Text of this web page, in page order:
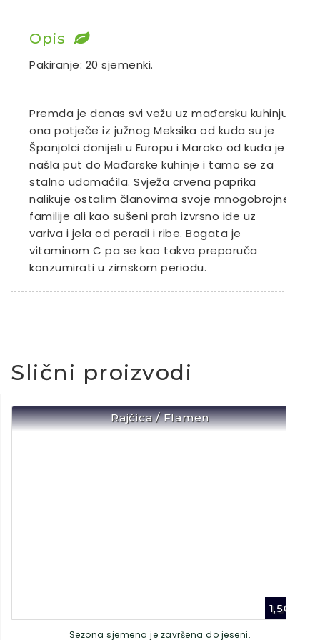
Ostalo sjeme
Opis
Pakiranje: 20 sjemenki.
Premda je danas svi vežu uz mađarsku kuhinju
ona potječe iz južnog Meksika od kuda su je
Španjolci donijeli u Europu i Maroko od kuda je
našla put do Mađarske kuhinje i tamo se za
stalno udomaćila. Svježa crvena paprika
nalikuje ostalim članovima svoje mnogobrojne
familije ali kao sušeni prah izvrsno ide uz
variva i jela od peradi i ribe. Bogata je
vitaminom C pa se kao takva preporuča
konzumirati u zimskom periodu.
Slični proizvodi
Rajčica / Flamen
1,50
Sezona sjemena je završena do jeseni.